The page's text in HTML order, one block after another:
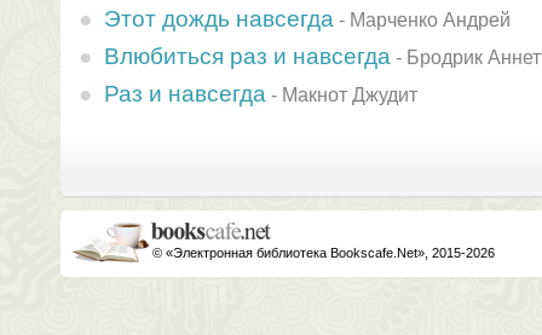
Этот дождь навсегда - Марченко Андрей
Влюбиться раз и навсегда - Бродрик
Раз и навсегда - Макнот Джудит
© «Электронная библиотека Bookscafe.Net», 2015-2026